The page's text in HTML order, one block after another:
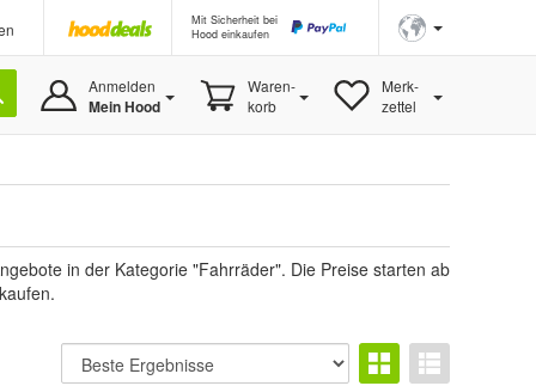
Mit Sicherheit bei
Hood einkaufen
Anmelden
Mein Hood
Waren-
korb
Merk-
zettel
in der Kategorie "Fahrräder". Die Preise starten ab